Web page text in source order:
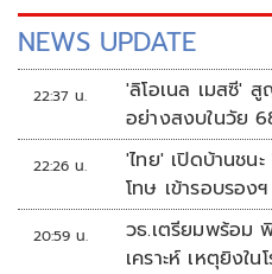
NEWS UPDATE
22:37 น.
'ลิโอเนล เมสซี'
อย่างสงบในวัย
22:26 น.
'ไทย' เปิดบ้านชน
โทษ เข้ารอบรอง
20:59 น.
วธ.เตรียมพร้อม
เคราะห์ เหตุยิงใน